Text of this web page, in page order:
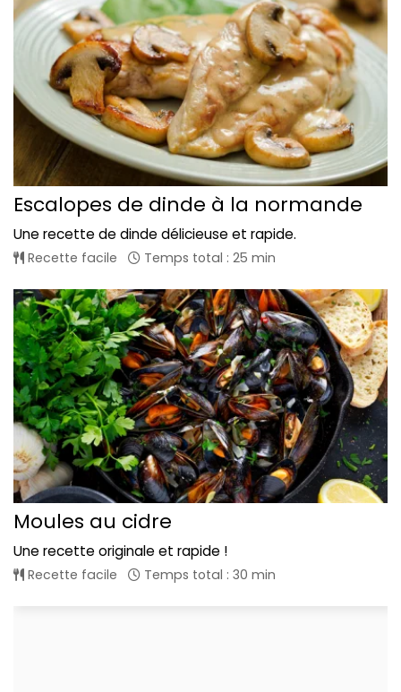
Escalopes de dinde à la normande
Une recette de dinde délicieuse et rapide.
Recette facile Temps total : 25 min
Moules au cidre
Une recette originale et rapide !
Recette facile Temps total : 30 min